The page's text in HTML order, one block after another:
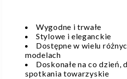
Wygodne i trwałe
Stylowe i eleganckie
Dostępne w wielu
modelach
Doskonałe na co dzień,
spotkania towarzyskie